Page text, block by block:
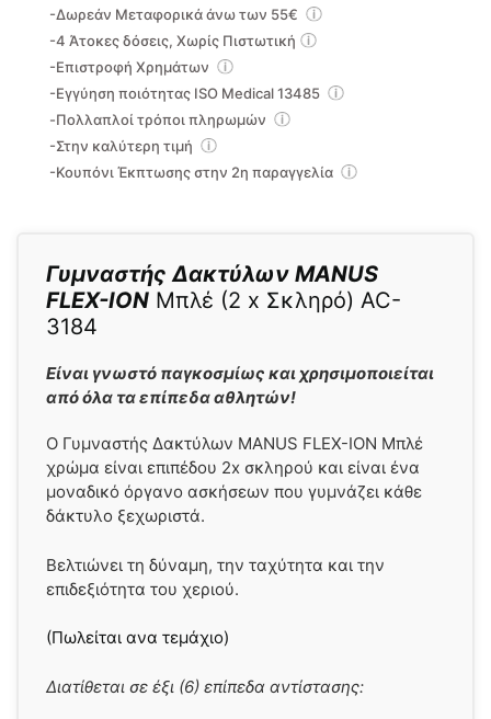
Γυμναστής Δακτύλων MANUS
FLEX-ION Μπλέ (2 x Σκληρό) AC-
3184
Είναι γνωστό παγκοσμίως και χρησιμοποιείται
από όλα τα επίπεδα αθλητών!
Ο Γυμναστής Δακτύλων MANUS FLEX-ION Μπλέ
χρώμα είναι επιπέδου 2x σκληρού και είναι ένα
μοναδικό όργανο ασκήσεων που γυμνάζει κάθε
δάκτυλο ξεχωριστά.
Βελτιώνει τη δύναμη, την ταχύτητα και την
επιδεξιότητα του χεριού.
(Πωλείται ανα τεμάχιο)
Διατίθεται σε έξι (6) επίπεδα αντίστασης:
AC-
3184
ποσότητα
-Δωρεάν Μεταφορικά άνω των 55€
-4 Άτοκες δόσεις, Χωρίς Πιστωτική
-Επιστροφή Χρημάτων
-Εγγύηση ποιότητας ISO Medical 13485
-Πολλαπλοί τρόποι πληρωμών
-Στην καλύτερη τιμή
-Κουπόνι Έκπτωσης στην 2η παραγγελία